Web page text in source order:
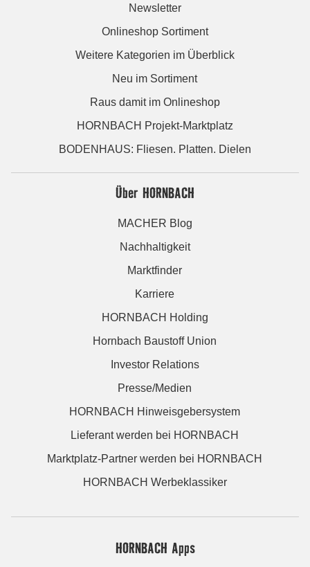
Newsletter
Onlineshop Sortiment
Weitere Kategorien im Überblick
Neu im Sortiment
Raus damit im Onlineshop
HORNBACH Projekt-Marktplatz
BODENHAUS: Fliesen. Platten. Dielen
Über HORNBACH
MACHER Blog
Nachhaltigkeit
Marktfinder
Karriere
HORNBACH Holding
Hornbach Baustoff Union
Investor Relations
Presse/Medien
HORNBACH Hinweisgebersystem
Lieferant werden bei HORNBACH
Marktplatz-Partner werden bei HORNBACH
HORNBACH Werbeklassiker
HORNBACH Apps